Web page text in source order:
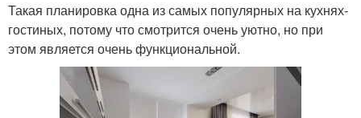
Такая планировка одна из самых популярных на кухнях-
гостиных, потому что смотрится очень уютно, но при
этом является очень функциональной.